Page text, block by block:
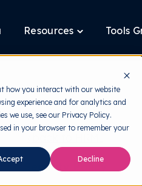
how you interact with our website
experience and for analytics and
we use, see our Privacy Policy.
in your browser to remember your
Decline
Resources
Toggle
Resources
Tools
Security Policy